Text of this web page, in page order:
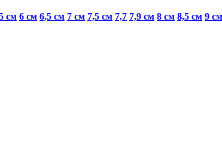
см 6 см 6,5 cм 7 см 7,5 см 7,7 7,9 см 8 см 8,5 см 9 см